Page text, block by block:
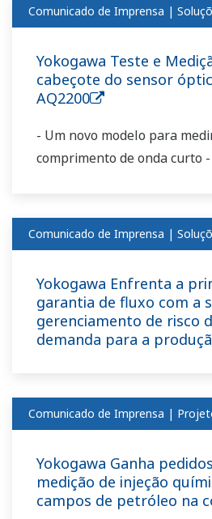
Comunicado de Imprensa |
Yokogawa Teste e
cabeçote do sensor
AQ2200
- Um novo modelo para
comprimento de onda curto -
Comunicado de Imprensa |
Yokogawa Enfrenta a
garantia de fluxo com a
gerenciamento de risco
demanda para a
Comunicado de Imprensa |
Yokogawa Ganha
medição de injeção
campos de petróleo na